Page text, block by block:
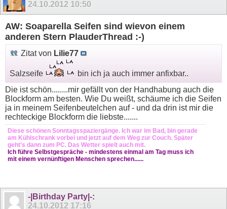
24.10.2012 10:50
AW: Soaparella Seifen sind wievon einem
anderen Stern PlauderThread :-)
Zitat von Lilie77
Salzseife
bin ich ja auch immer anfixbar..
Die ist schön........mir gefällt von der Handhabung auch die
Blockform am besten. Wie Du weißt, schäume ich die Seifen
ja in meinem Seifenbeutelchen auf - und da drin ist mir die
rechteckige Blockform die liebste.......
Diese schönen Sonntagsspaziergänge. Ich war im Bad, bin gerade
am Kühlschrank vorbei und jetzt auf dem Weg zur Couch. Später
geht's dann zum PC. Das Wetter spielt auch mit.
Ich führe Selbstgespräche - mindestens einmal am Tag muss ich
mit einem vernünftigen Menschen sprechen......
-|Birthday Party|-:
24.10.2012 17:16